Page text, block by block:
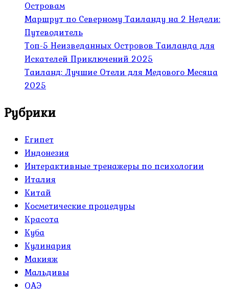
Островам
Маршрут по Северному Таиланду на 2 Недели:
Путеводитель
Топ-5 Неизведанных Островов Таиланда для
Искателей Приключений 2025
Таиланд: Лучшие Отели для Медового Месяца
2025
Рубрики
Египет
Индонезия
Интерактивные тренажеры по психологии
Италия
Китай
Косметические процедуры
Красота
Куба
Кулинария
Макияж
Мальдивы
ОАЭ